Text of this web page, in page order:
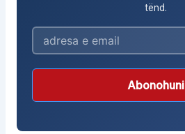
tënd.
Abonohuni